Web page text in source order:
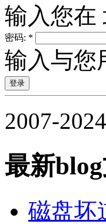
输入您在
密码: *
输入与您
2007-
最新
磁盘坏